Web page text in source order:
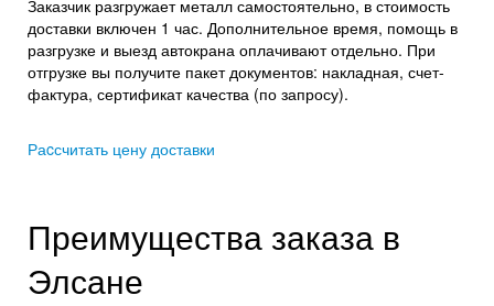
Заказчик разгружает металл самостоятельно, в стоимость
доставки включен 1 час. Дополнительное время, помощь в
разгрузке и выезд автокрана оплачивают отдельно. При
отгрузке вы получите пакет документов: накладная, счет-
фактура, сертификат качества (по запросу).
Раcсчитать цену доставки
Преимущества заказа в
Элсане